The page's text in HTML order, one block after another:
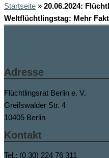
Startseite » 20.06.2024:
Weltflüchtlingstag: Mehr
Adresse
Flüchtlingsrat Berlin e. V.
Greifswalder Str. 4
10405 Berlin
Kontakt
Tel.: (0 30) 224 76 311